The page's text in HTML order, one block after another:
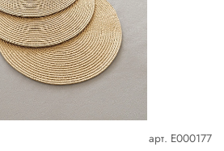
арт. E000177